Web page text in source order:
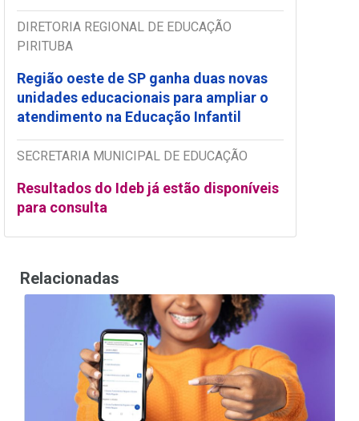
DIRETORIA REGIONAL DE EDUCAÇÃO
PIRITUBA
Região oeste de SP ganha duas novas
unidades educacionais para ampliar o
atendimento na Educação Infantil
SECRETARIA MUNICIPAL DE EDUCAÇÃO
Resultados do Ideb já estão disponíveis
para consulta
Relacionadas